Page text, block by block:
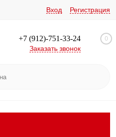
Вход Регистрация
+7 (912)-751-33-24
Заказать звонок
0